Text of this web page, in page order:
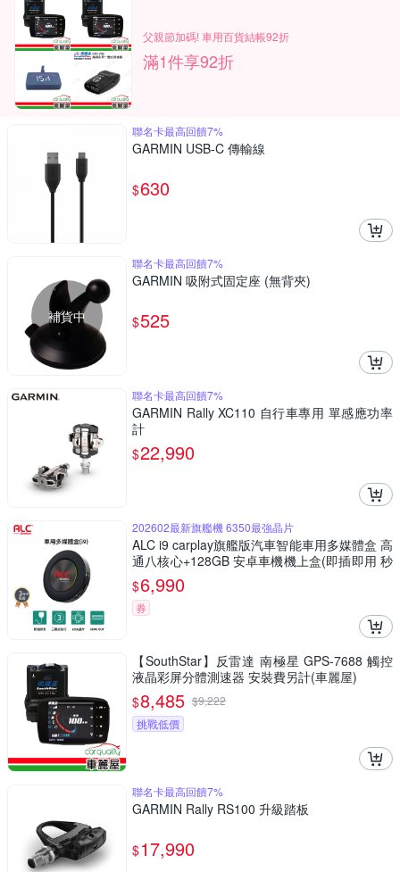
父親節加碼! 車用百貨結帳92折
滿1件享92折
聯名卡最高回饋7%
GARMIN USB-C 傳輸線
$630
補貨中
聯名卡最高回饋7%
GARMIN 吸附式固定座 (無背夾)
$525
聯名卡最高回饋7%
GARMIN Rally XC110 自行車專用 單感應功率
計
$22,990
202602最新旗艦機 6350最強晶片
ALC i9 carplay旗艦版汽車智能車用多媒體盒 高
通八核心+128GB 安卓車機機上盒(即插即用 秒
變安卓機)
$6,990
券
【SouthStar】反雷達 南極星 GPS-7688 觸控
液晶彩屏分體測速器 安裝費另計(車麗屋)
$8,485 $9,222
挑戰低價
聯名卡最高回饋7%
GARMIN Rally RS100 升級踏板
$17,990